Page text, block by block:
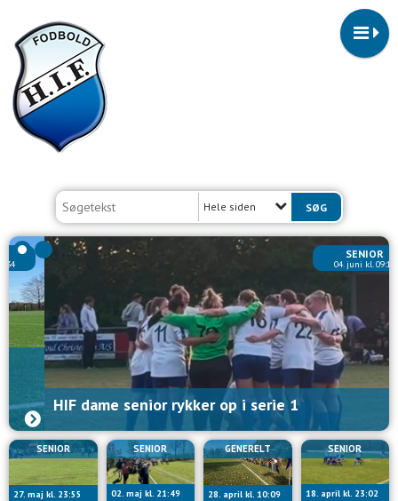
Hele siden
SENIOR
04. juni kl. 09:15
HIF dame senior rykker op i serie 1
SENIOR
27. maj kl. 23:55
SENIOR
02. maj kl. 21:49
GENERELT
28. april kl. 10:09
SENIOR
18. april kl. 23:02